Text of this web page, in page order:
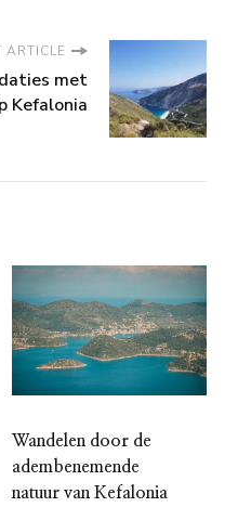
ARTICLE
met
Kefalonia
Wandelen door de
adembenemende
natuur van Kefalonia